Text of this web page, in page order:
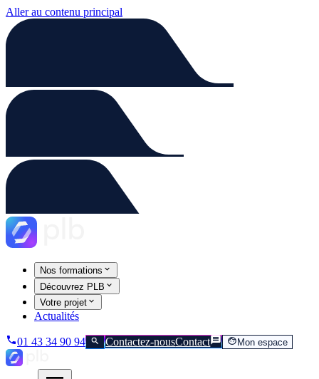
Aller au contenu principal
Nos formations
Découvrez PLB
Votre projet
Actualités
01 43 34 90 94 Contactez-nousContact Mon espace